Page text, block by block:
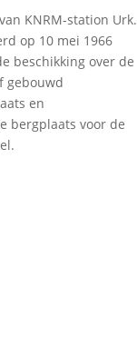
KNRM-station Urk.
op 10 mei 1966
beschikking over de
gebouwd
en
bergplaats voor de